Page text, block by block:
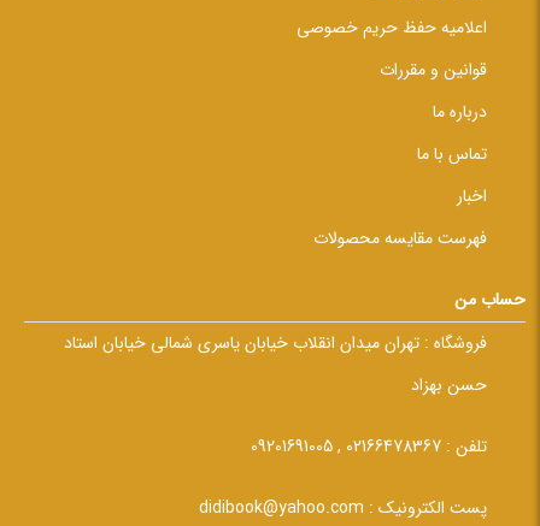
اعلامیه حفظ حریم خصوصی
قوانین و مقررات
درباره ما
تماس با ما
اخبار
فهرست مقایسه محصولات
حساب من
فروشگاه : تهران میدان انقلاب خیابان یاسری شمالی خیابان استاد
حسن بهزاد
تلفن : 02166478367 , 09201691005
پست الکترونیک : didibook@yahoo.com